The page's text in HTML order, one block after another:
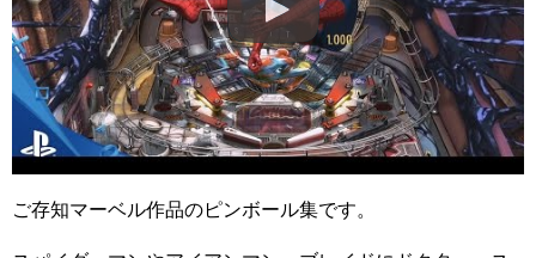
ご存知マーベル作品のピンボール集です。